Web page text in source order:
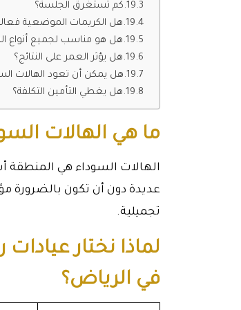
كم تستغرق الجلسة؟
هل الكريمات الموضعية
هل هو مناسب لجميع أنواع
هل يؤثر العمر على النتائج؟
هل يمكن أن تعود الهالات
هل يغطي التأمين التكلفة؟
ما هي الهالات
الهالات السوداء هي المنطقة
عديدة دون أن تكون بالضرورة
تجميلية.
لماذا نختار
في الرياض؟